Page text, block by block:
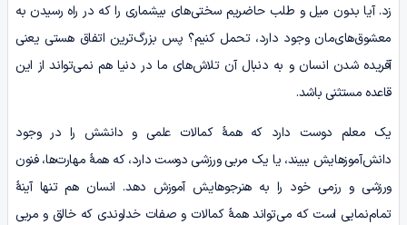
زد. آیا بدون میل و طلب حاضریم سختی‌های بیشماری را که در راه رسیدن به
معشوق‌های‌مان وجود دارد، تحمل کنیم؟ پس بزرگ‌ترین اتفاق هستی یعنی
آفریده شدن انسان و به دنبال آن تلاش‌های ما در دنیا هم نمی‌تواند از این
قاعده مستثنی باشد.
یک معلم دوست دارد که همۀ کمالات علمی و دانشش را در وجود
دانش‌آموزهایش ببیند، یا یک مربی ورزشی دوست دارد، که همۀ مهارت‌ها، فنون
ورزشی و رزمی خود را به هنرجوهایش آموزش دهد. انسان هم تنها آینۀ
تمام‌نمایی است که می‌تواند همۀ کمالات و صفات خداوندی که خالق و مربی